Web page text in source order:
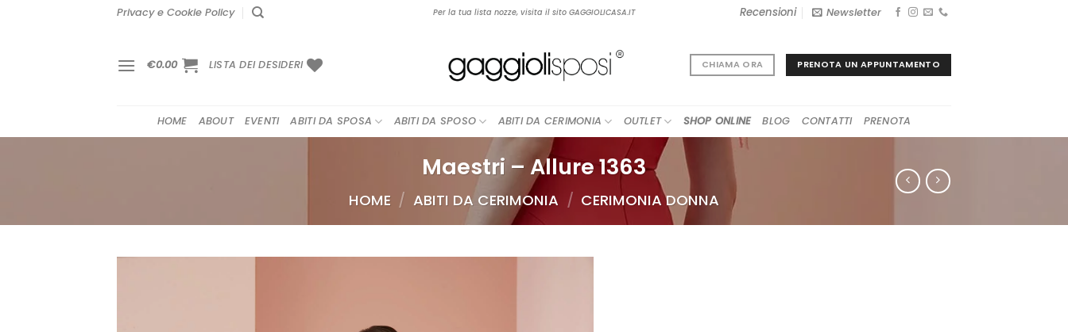
Privacy e Cookie Policy Per la tua lista nozze, visita il sito GAGGIOLICASA.IT Recensioni Newsletter
€0.00 LISTA DEI DESIDERI CHIAMA ORA PRENOTA UN APPUNTAMENTO
HOME ABOUT EVENTI ABITI DA SPOSA ABITI DA SPOSO ABITI DA CERIMONIA OUTLET SHOP ONLINE BLOG CONTATTI PRENOTA
Maestri – Allure 1363
HOME / ABITI DA CERIMONIA / CERIMONIA DONNA